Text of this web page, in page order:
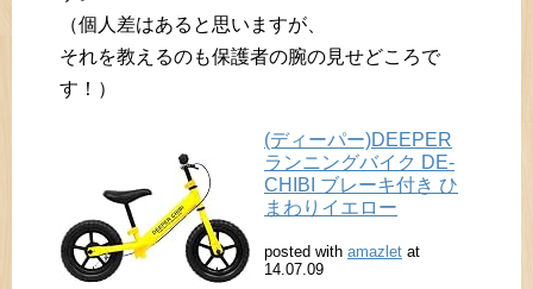
（個人差はあると思いますが、
それを教えるのも保護者の腕の見せどころで
す！）
(ディーパー)DEEPER
ランニングバイク DE-
CHIBI ブレーキ付き ひ
まわりイエロー
posted with amazlet at
14.07.09